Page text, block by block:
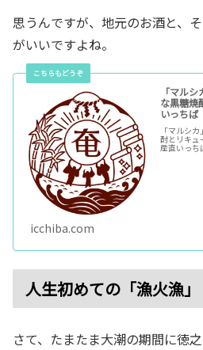
思うんですが、地元のお酒と、
がいいですよね。
「マル
な黒糖焼
いっちば
「マルシ
酎とリキュ
産直いっち
icchiba.com
人生初めての「漁火漁」
さて、たまたま大潮の期間に徳